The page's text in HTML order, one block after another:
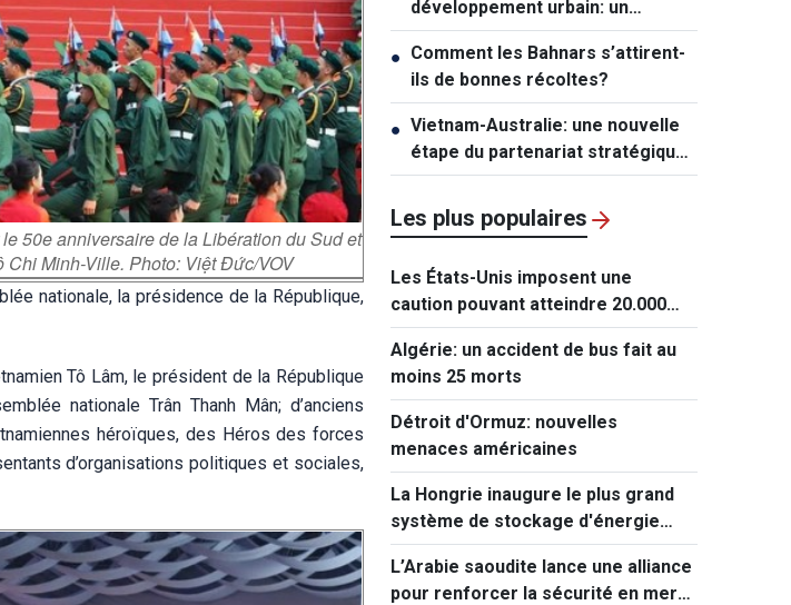
50e anniversaire de la Libération du Sud et
Chi Minh-Ville. Photo: Việt Đức/VOV
nationale, la présidence de la République,
Tô Lâm, le président de la République
nationale Trân Thanh Mân; d’anciens
héroïques, des Héros des forces
d’organisations politiques et sociales,
développement urbain: un
mécanisme exceptionnel pour Hô
Chi Minh-ville
● Comment les Bahnars s’attirent-
ils de bonnes récoltes?
● Vietnam-Australie: une nouvelle
étape du partenariat stratégique
global
Les plus populaires
Les États-Unis imposent une
caution pouvant atteindre 20.000
dollars pour les demandes de visa
de ressortissants de 50 pays
Algérie: un accident de bus fait au
moins 25 morts
Détroit d'Ormuz: nouvelles
menaces américaines
La Hongrie inaugure le plus grand
système de stockage d'énergie
d'Europe centrale
L’Arabie saoudite lance une alliance
pour renforcer la sécurité en mer